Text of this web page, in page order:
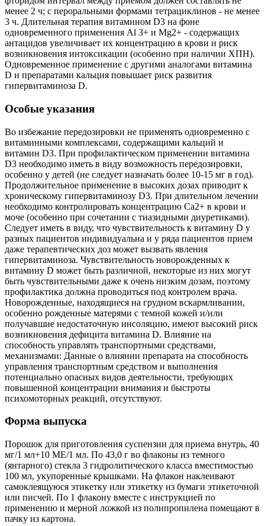
менее 2 ч; с пероральными формами тетрациклинов - не менее
3 ч. Длительная терапия витамином D3 на фоне
одновременного применения Аl 3+ и Mg2+ - содержащих
антацидов увеличивает их концентрацию в крови и риск
возникновения интоксикации (особенно при наличии ХПН).
Одновременное применение с другими аналогами витамина
D и препаратами кальция повышает риск развития
гипервитаминоза D.
Особые указания
Во избежание передозировки не применять одновременно с
витаминными комплексами, содержащими кальций и
витамин D3. При профилактическом применении витамина
D3 необходимо иметь в виду возможность передозировки,
особенно у детей (не следует назначать более 10-15 мг в год).
Продолжительное применение в высоких дозах приводит к
хроническому гипервитаминозу D3. При длительном лечении
необходимо контролировать концентрацию Са2+ в крови и
моче (особенно при сочетании с тиазидными диуретиками).
Следует иметь в виду, что чувствительность к витамину D у
разных пациентов индивидуальна и у ряда пациентов прием
даже терапевтических доз может вызвать явления
гипервитаминоза. Чувствительность новорожденных к
витамину D может быть различной, некоторые из них могут
быть чувствительными даже к очень низким дозам, поэтому
профилактика должна проводиться под контролем врача.
Новорожденные, находящиеся на грудном вскармливании,
особенно рожденные матерями с темной кожей и/или
получавшие недостаточную инсоляцию, имеют высокий риск
возникновения дефицита витамина D. Влияние на
способность управлять транспортными средствами,
механизмами: Данные о влиянии препарата на способность
управления транспортным средством и выполнения
потенциально опасных видов деятельности, требующих
повышенной концентрации внимания и быстроты
психомоторных реакций, отсутствуют.
Форма выпуска
Порошок для приготовления суспензии для приема внутрь, 40
мг/1 мл+10 МЕ/1 мл. По 43,0 г во флаконы из темного
(янтарного) стекла 3 гидролитического класса вместимостью
100 мл, укупоренные крышками. На флакон наклеивают
самоклеящуюся этикетку или этикетку из бумаги этикеточной
или писчей. По 1 флакону вместе с инструкцией по
применению и мерной ложкой из полипропилена помещают в
пачку из картона.